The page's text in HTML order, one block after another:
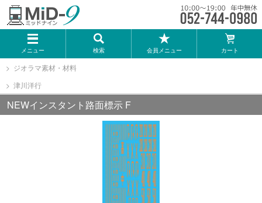
メニュー 検索 会員メニュー カート
メーカー一覧
TOMIX
KATO
ジオラマ素材・材料
津川洋行
NEWインスタント路面標示 F